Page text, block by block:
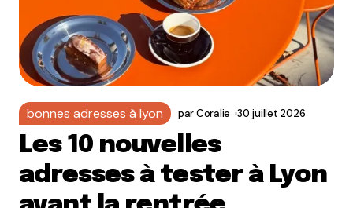
bonnes adresses à lyon parCoralie 30 juillet 2026
Les 10 nouvelles
adresses à tester à Lyon